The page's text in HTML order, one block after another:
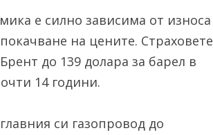
е силно зависима от износа
на цените. Страховете
до 139 долара за барел в
14 години.
си газопровод до